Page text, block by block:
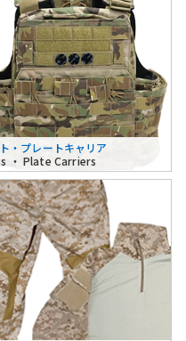
・プレートキャリア
・ Plate Carriers